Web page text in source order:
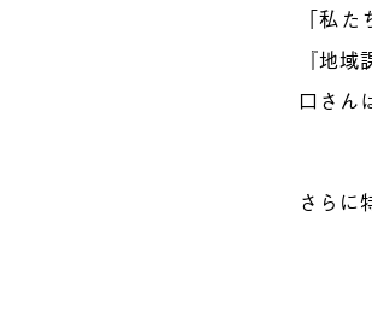
「私
『地
口さん
さらに